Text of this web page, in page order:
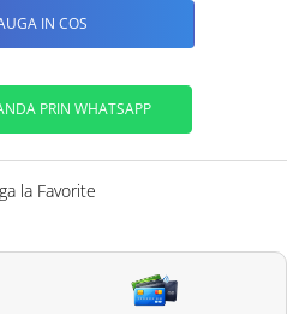
IN COS
PRIN WHATSAPP
la Favorite